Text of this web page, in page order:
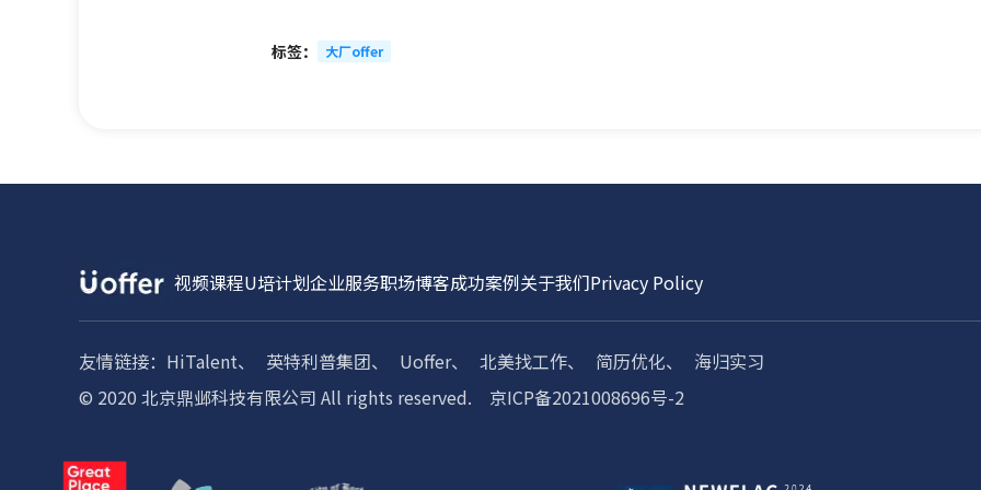
标签： 大厂offer
视频课程U培计划企业服务职场博客成功案例关于我们Privacy Policy
友情链接： HiTalent、 英特利普集团、 Uoffer、 北美找工作、 简历优化、
海归实习
© 2020 北京鼎邺科技有限公司 All rights reserved.
京ICP备2021008696号-2